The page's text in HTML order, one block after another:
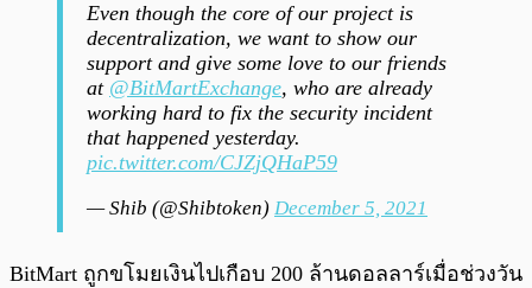
Even though the core of our project is
decentralization, we want to show our
support and give some love to our friends
at @BitMartExchange, who are already
working hard to fix the security incident
that happened yesterday.
pic.twitter.com/CJZjQHaP59
— Shib (@Shibtoken) December 5, 2021
BitMart ถูกขโมยเงินไปเกือบ 200 ล้านดอลลาร์เมื่อช่วงวัน